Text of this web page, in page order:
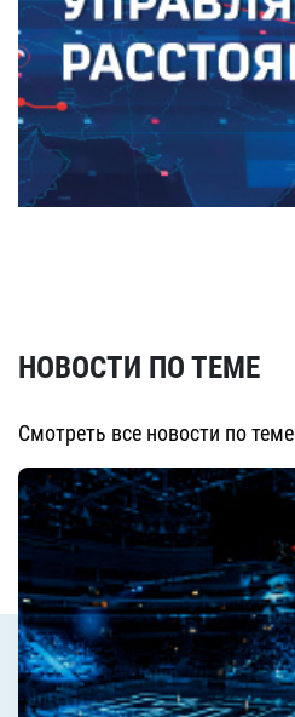
НОВОСТИ ПО ТЕМЕ
Смотреть все новости по теме